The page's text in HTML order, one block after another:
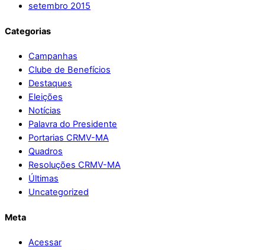
setembro 2015
Categorias
Campanhas
Clube de Benefícios
Destaques
Eleições
Notícias
Palavra do Presidente
Portarias CRMV-MA
Quadros
Resoluções CRMV-MA
Últimas
Uncategorized
Meta
Acessar